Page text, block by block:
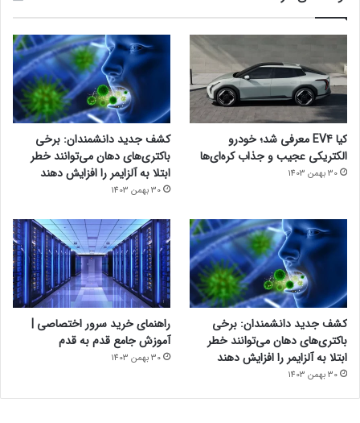
کیا EV4 معرفی شد؛ خودرو
الکتریکی عجیب و جذاب کره‌ای‌ها
30 بهمن 1403
کشف جدید دانشمندان: برخی
باکتری‌های دهان می‌توانند خطر
ابتلا به آلزایمر را افزایش دهند
30 بهمن 1403
کشف جدید دانشمندان: برخی
باکتری‌های دهان می‌توانند خطر
ابتلا به آلزایمر را افزایش دهند
30 بهمن 1403
راهنمای خرید سرور اختصاصی |
آموزش جامع قدم به قدم
30 بهمن 1403